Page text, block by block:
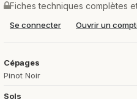
Cépages
Pinot Noir
Sols
Fiches techniques complètes
Se connecter Ouvrir un